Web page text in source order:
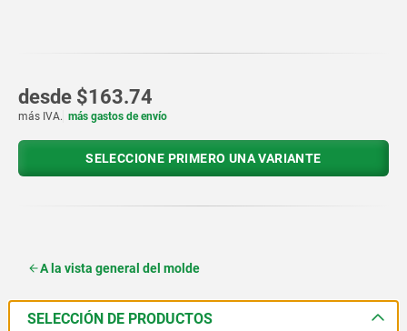
desde $163.74
más IVA. más gastos de envío
SELECCIONE PRIMERO UNA VARIANTE
A la vista general del molde
SELECCIÓN DE PRODUCTOS